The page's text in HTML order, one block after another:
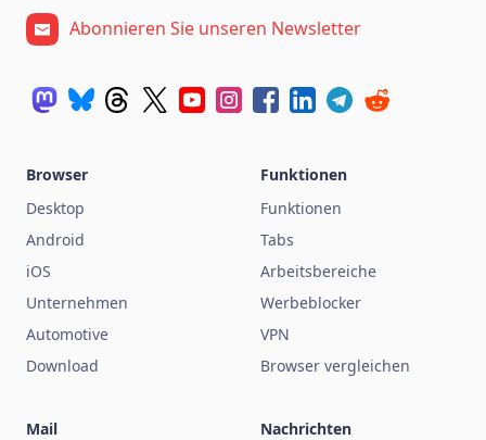
Abonnieren Sie unseren Newsletter
Browser
Desktop
Android
iOS
Unternehmen
Automotive
Download
Funktionen
Funktionen
Tabs
Arbeitsbereiche
Werbeblocker
VPN
Browser vergleichen
Mail
Nachrichten